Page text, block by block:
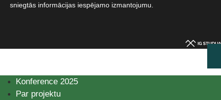
sniegtās informācijas iespējamo izmantojumu.​
Konference 2025
Par projektu